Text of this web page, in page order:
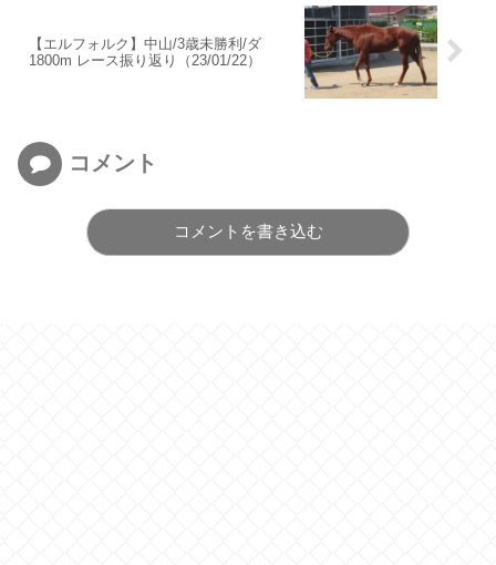
【エルフォルク】中山/3歳未勝利/ダ
1800m レース振り返り（23/01/22）
コメント
コメントを書き込む